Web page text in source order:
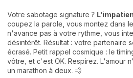
Votre sabotage signature ?
coupez la parole, vous montez dans
n'avance pas à votre rythme, vous
désintérêt. Résultat : votre partenaire
écrasé. Petit rappel cosmique : le
vôtre, et c'est OK. Respirez. L'amour
un marathon à deux. 💨